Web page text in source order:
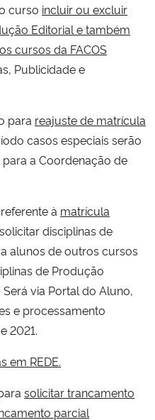
curso incluir ou excluir
Editorial e também
cursos da FACOS
Publicidade e
para reajuste de matrícula
casos especiais serão
a Coordenação de
à matrícula
disciplinas de
alunos de outros cursos
de Produção
via Portal do Aluno,
e processamento
2021.
em REDE.
solicitar trancamento
parcial